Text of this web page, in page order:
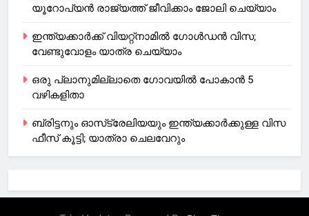
യൂറോപ്യന്‍ രാജ്യത്ത് ജീവിക്കാം ജോലി ചെയ്യാം
ഇന്ത്യക്കാർക്ക് വിയറ്റ്‌നാമില്‍ ഗോള്‍ഡന്‍ വിസ;
വേണ്ടുവോളം യാത്ര ചെയ്യാം
ഒരു പ്ലാനുമില്ലാതെ ഗോവയില്‍ പോകാൻ 5
വഴികളിതാ
ബ്രിട്ടനും ഓസ്‌ട്രേലിയയും ഇന്ത്യക്കാര്‍ക്കുള്ള വിസ
ഫീസ് കൂട്ടി; യാത്രാ ചെലവേറും